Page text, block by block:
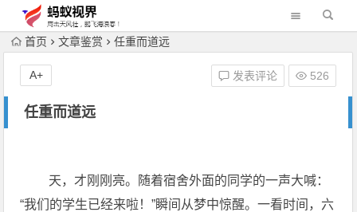
首页 文章鉴赏 任重而道远
任重而道远
发表评论 526
A+
天，才刚刚亮。随着宿舍外面的同学的一声大喊：
“我们的学生已经来啦！”瞬间从梦中惊醒。一看时间，六